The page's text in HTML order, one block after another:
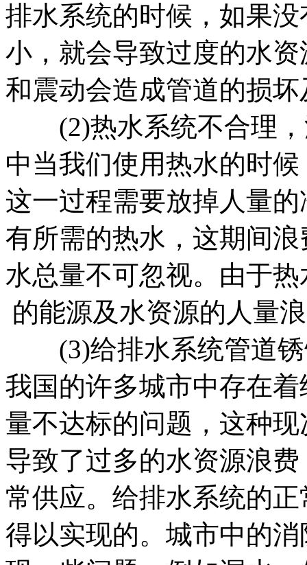
排水系统的时候，如果
小，就会导致过度的水
和震动会造成管道的损
(2)热水系统不合理，
中当我们使用热水的时
这一过程需要放掉人量
有所需的热水，这期间
水总量不可忽视。由于
的能源及水资源的人量
(3)给排水系统管道锈
我国的许多城市中存在
量不达标的问题，这种
导致了过多的水资源浪
常供应。给排水系统的
得以实现的。城市中的